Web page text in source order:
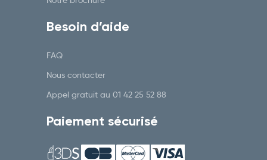
Besoin d’aide
FAQ
Nous contacter
Appel gratuit au 01 42 25 52 88
Paiement sécurisé